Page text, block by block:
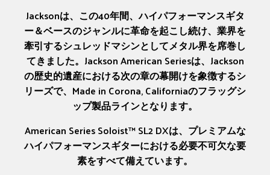
Jacksonは、この40年間、ハイパフォーマンスギタ
ー＆ベースのジャンルに革命を起こし続け、業界を
牽引するシュレッドマシンとしてメタル界を席巻し
てきました。Jackson American Seriesは、Jackson
の歴史的遺産における次の章の幕開けを象徴するシ
リーズで、Made in Corona, Californiaのフラッグシ
ップ製品ラインとなります。
American Series Soloist™ SL2 DXは、プレミアムな
ハイパフォーマンスギターにおける必要不可欠な要
素をすべて備えています。